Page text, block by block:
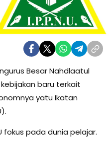
Besar Nahdlaatul
baru terkait
yatu Ikatan
fokus pada dunia pelajar.